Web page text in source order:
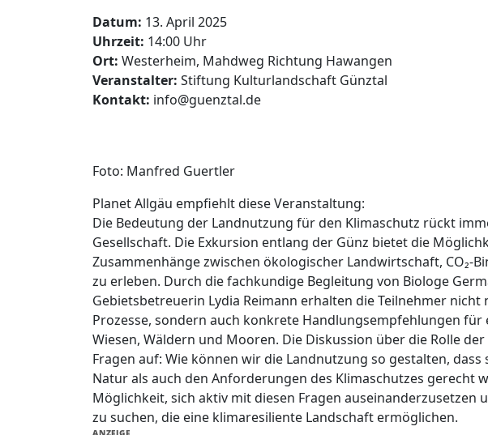
Datum: 13. April 2025
Uhrzeit: 14:00 Uhr
Ort: Westerheim, Mahdweg Richtung Hawangen
Veranstalter: Stiftung Kulturlandschaft Günztal
Kontakt: info@guenztal.de
Foto: Manfred Guertler
Planet Allgäu empfiehlt diese Veranstaltung:
Die Bedeutung der Landnutzung für den Klimaschutz rückt
Gesellschaft. Die Exkursion entlang der Günz bietet die
Zusammenhänge zwischen ökologischer Landwirtschaft, CO₂-
zu erleben. Durch die fachkundige Begleitung von Biologe
Gebietsbetreuerin Lydia Reimann erhalten die Teilnehmer
Prozesse, sondern auch konkrete Handlungsempfehlungen
Wiesen, Wäldern und Mooren. Die Diskussion über die Rolle
Fragen auf: Wie können wir die Landnutzung so gestalten,
Natur als auch den Anforderungen des Klimaschutzes gerecht
Möglichkeit, sich aktiv mit diesen Fragen auseinanderzusetzen
zu suchen, die eine klimaresiliente Landschaft ermöglichen.
ANZEIGE